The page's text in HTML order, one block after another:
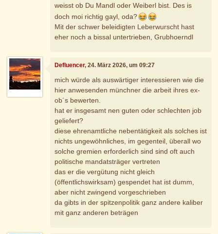
weisst ob Du Mandl oder Weiberl bist. Des is
doch moi richtig gayl, oda?
Mit der schwer beleidigten Leberwurscht hast
eher noch a bissal untertrieben, Grubhoerndl
Defluencer, 24. März 2026, um 09:27
mich würde als auswärtiger interessieren wie die
hier anwesenden münchner die arbeit ihres ex-
ob´s bewerten.
hat er insgesamt nen guten oder schlechten job
geliefert?
diese ehrenamtliche nebentätigkeit als solches ist
nichts ungewöhnliches, im gegenteil, überall wo
solche gremien erforderlich sind sind oft auch
politische mandatsträger vertreten
das er die vergütung nicht gleich
(öffentlichswirksam) gespendet hat ist dumm,
aber nicht zwingend vorgeschrieben
da gibts in der spitzenpolitik ganz andere kaliber
mit ganz anderen beträgen